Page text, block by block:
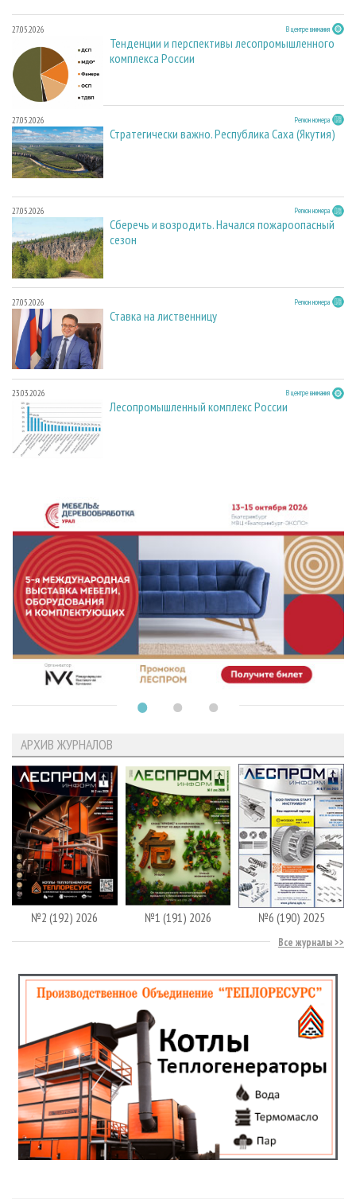
27.05.2026 В центре внимания
Тенденции и перспективы лесопромышленного
комплекса России
27.05.2026 Регион номера
Стратегически важно. Республика Саха (Якутия)
27.05.2026 Регион номера
Сберечь и возродить. Начался пожароопасный
сезон
27.05.2026 Регион номера
Ставка на лиственницу
23.03.2026 В центре внимания
Лесопромышленный комплекс России
АРХИВ ЖУРНАЛОВ
№2 (192) 2026 №1 (191) 2026 №6 (190) 2025
Все журналы